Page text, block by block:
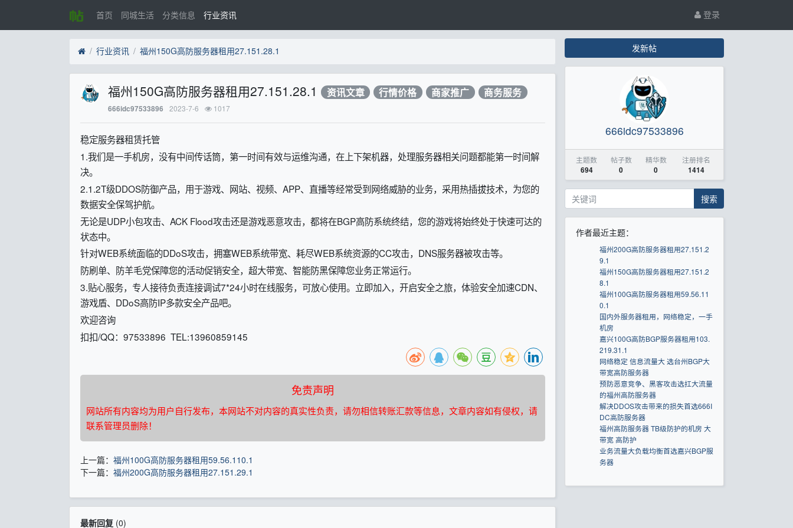
首页 同城生活 分类信息 行业资讯 登录
行业资讯 福州150G高防服务器租用27.151.28.1
福州150G高防服务器租用27.151.28.1 资讯文章 行情价格 商家推广 商务服务
666idc97533896 2023-7-6 1017
稳定服务器租赁托管
1.我们是一手机房，没有中间传话筒，第一时间有效与运维沟通，在上下架机器，处理服务器相关问题都能第一时间解
决。
2.1.2T级DDOS防御产品，用于游戏、网站、视频、APP、直播等经常受到网络威胁的业务，采用热插拔技术，为您的
数据安全保驾护航。
无论是UDP小包攻击、ACK Flood攻击还是游戏恶意攻击，都将在BGP高防系统终结，您的游戏将始终处于快速可达的
状态中。
针对WEB系统面临的DDoS攻击，拥塞WEB系统带宽、耗尽WEB系统资源的CC攻击，DNS服务器被攻击等。
防刷单、防羊毛党保障您的活动促销安全，超大带宽、智能防黑保障您业务正常运行。
3.贴心服务，专人接待负责连接调试7*24小时在线服务，可放心使用。立即加入，开启安全之旅，体验安全加速CDN、
游戏盾、DDoS高防IP多款安全产品吧。
欢迎咨询
扣扣/QQ：97533896 TEL:13960859145
免责声明
网站所有内容均为用户自行发布，本网站不对内容的真实性负责，请勿相信转账汇款等信息，文章内容如有侵权，请
联系管理员删除！
上一篇： 福州100G高防服务器租用59.56.110.1
下一篇： 福州200G高防服务器租用27.151.29.1
最新回复(0)
发新帖
666idc97533896
主题数
694
帖子数
0
精华数
0
注册排名
1414
搜索
作者最近主题：
福州200G高防服务器租用27.151.2
9.1
福州150G高防服务器租用27.151.2
8.1
福州100G高防服务器租用59.56.11
0.1
国内外服务器租用，网络稳定，一手
机房
嘉兴100G高防BGP服务器租用103.
219.31.1
网络稳定 信息流量大 选台州BGP大
带宽高防服务器
预防恶意竞争、黑客攻击选扛大流量
的福州高防服务器
解决DDOS攻击带来的损失首选666I
DC高防服务器
福州高防服务器 TB级防护的机房 大
带宽 高防护
业务流量大负载均衡首选嘉兴BGP服
务器